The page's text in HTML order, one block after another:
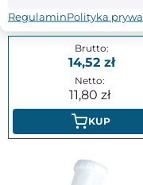
ABG-10 z regulacją
dysza: 10 cm - ADLER
14,52
11,80
KUP
RegulaminPolityka